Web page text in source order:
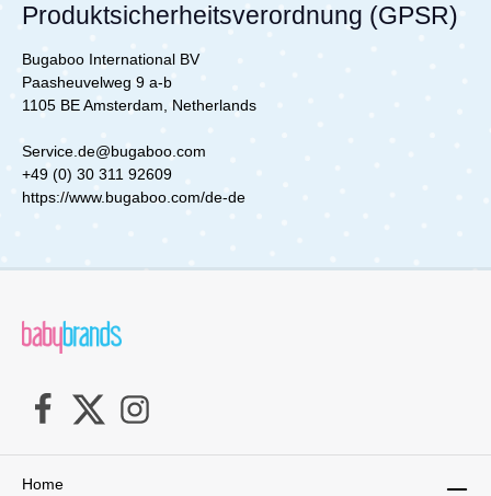
Produktsicherheitsverordnung (GPSR)
Bugaboo International BV
Paasheuvelweg 9 a-b
1105 BE Amsterdam, Netherlands
Service.de@bugaboo.com
+49 (0) 30 311 92609
https://www.bugaboo.com/de-de
Home